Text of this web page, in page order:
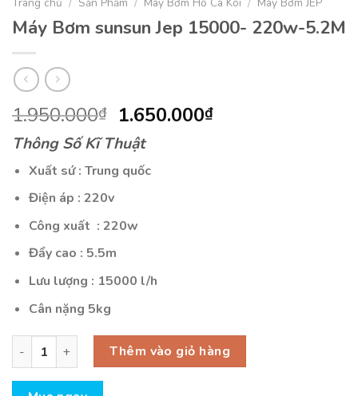
Máy Bơm sunsun Jep 15000- 220w-5.2M
1.950.000₫ Giá
gốc
là:
1.950.000₫.
1.650.000₫Giá
Thông Số Kĩ Thuật
Xuất sứ : Trung quốc
Điện áp : 220v
Công xuất : 220w
Đẩy cao : 5.5m
Lưu lượng : 15000 l/h
Cân nặng 5kg
Máy Bơm sunsun Jep 15000- 220w-5.2M số lượng
Thêm vào giỏ hàng